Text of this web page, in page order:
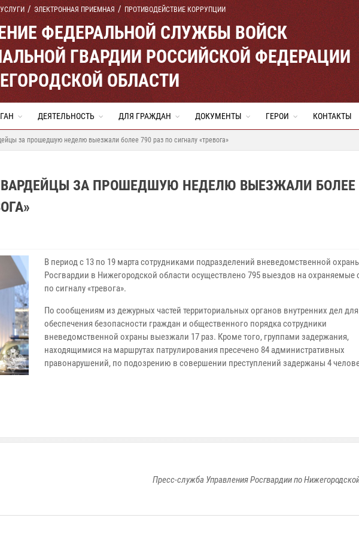
ЭЛЕКТРОННАЯ ПРИЕМНАЯ ПРОТИВОДЕЙСТВИЕ КОРРУПЦИИ
ФЕДЕРАЛЬНОЙ СЛУЖБЫ ВОЙСК
ГВАРДИИ РОССИЙСКОЙ ФЕДЕРАЦИИ
ОБЛАСТИ
ДЕЯТЕЛЬНОСТЬ ДЛЯ ГРАЖДАН ДОКУМЕНТЫ ГЕРОИ КОНТАКТЫ
за прошедшую неделю выезжали более 790 раз по сигналу «тревога»
ЗА ПРОШЕДШУЮ НЕДЕЛЮ ВЫЕЗЖАЛИ БОЛЕЕ
В период с 13 по 19 марта сотрудниками подразделений вневедомственной
Росгвардии в Нижегородской области осуществлено 795 выездов на охраняемые
по сигналу «тревога».
По сообщениям из дежурных частей территориальных органов внутренних дел для
обеспечения безопасности граждан и общественного порядка сотрудники
вневедомственной охраны выезжали 17 раз. Кроме того, группами задержания,
находящимися на маршрутах патрулирования пресечено 84 административных
правонарушений, по подозрению в совершении преступлений задержаны 4
Пресс-служба Управления Росгвардии по